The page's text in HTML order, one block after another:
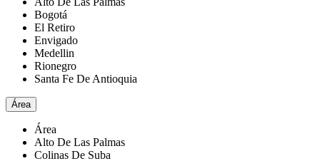
Bogotá
El Retiro
Envigado
Medellin
Rionegro
Santa Fe De Antioquia
Área
Área
Alto De Las Palmas
Colinas De Suba